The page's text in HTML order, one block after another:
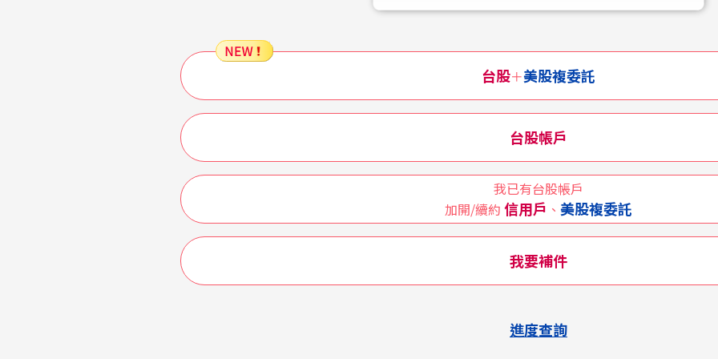
台股＋美股複委託
台股帳戶
我已有台股帳戶
加開/續約 信用戶 、 美股複委託
我要補件
進度查詢